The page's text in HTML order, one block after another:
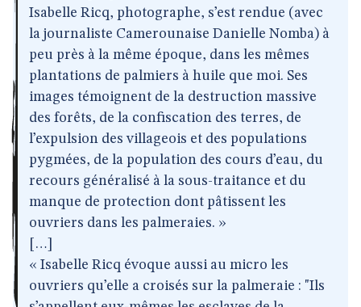
Isabelle Ricq, photographe, s’est rendue (avec
la journaliste Camerounaise Danielle Nomba) à
peu près à la même époque, dans les mêmes
plantations de palmiers à huile que moi. Ses
images témoignent de la destruction massive
des forêts, de la confiscation des terres, de
l’expulsion des villageois et des populations
pygmées, de la population des cours d’eau, du
recours généralisé à la sous-traitance et du
manque de protection dont pâtissent les
ouvriers dans les palmeraies. »
[…]
« Isabelle Ricq évoque aussi au micro les
ouvriers qu’elle a croisés sur la palmeraie : "Ils